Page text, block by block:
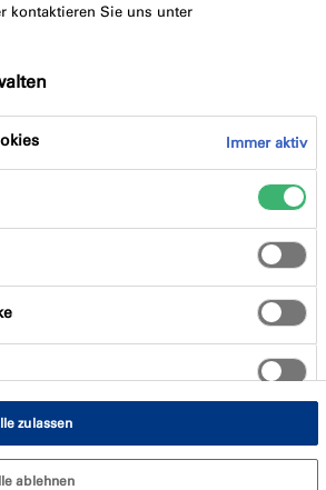
0
zum
und
kontaktieren Sie uns unter
Immer aktiv
zulassen
ablehnen